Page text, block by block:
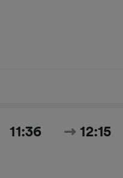
11:36 12:15